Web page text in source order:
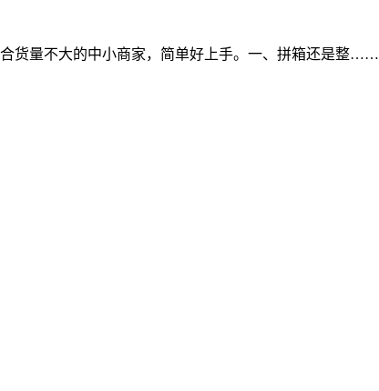
货量不大的中小商家，简单好上手。一、拼箱还是整……